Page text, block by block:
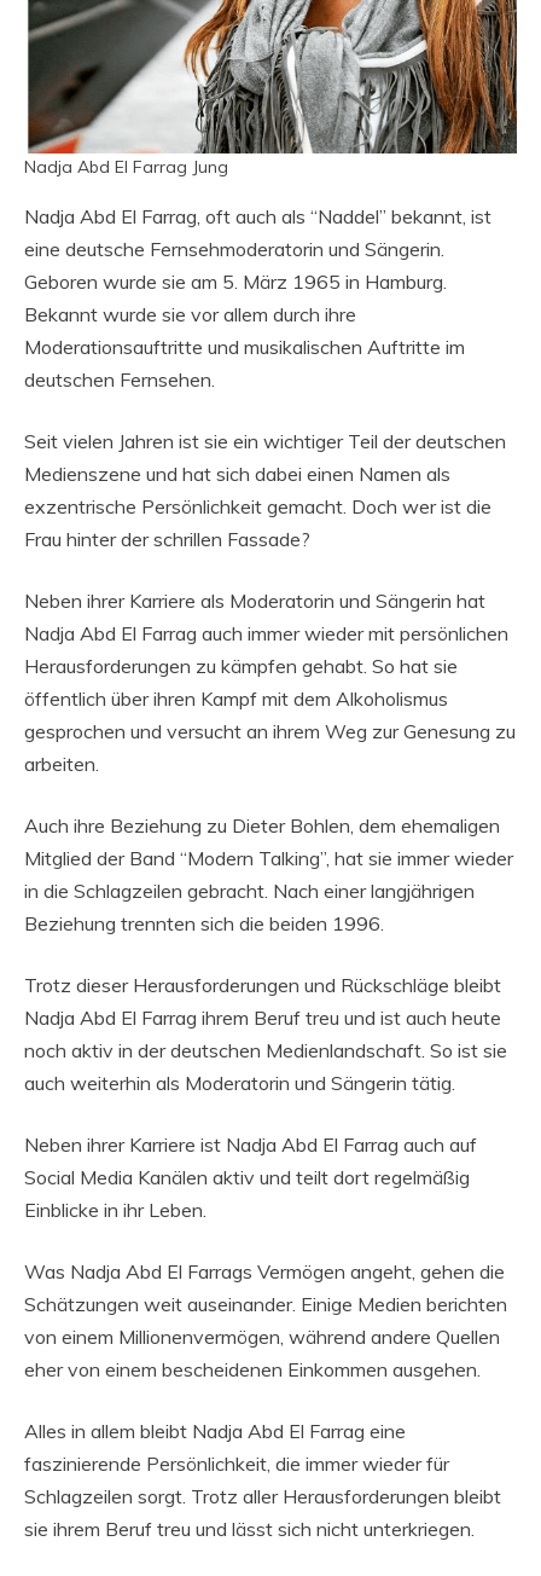
Nadja Abd El Farrag Jung
Nadja Abd El Farrag, oft auch als “Naddel” bekannt, ist
eine deutsche Fernsehmoderatorin und Sängerin.
Geboren wurde sie am 5. März 1965 in Hamburg.
Bekannt wurde sie vor allem durch ihre
Moderationsauftritte und musikalischen Auftritte im
deutschen Fernsehen.
Seit vielen Jahren ist sie ein wichtiger Teil der deutschen
Medienszene und hat sich dabei einen Namen als
exzentrische Persönlichkeit gemacht. Doch wer ist die
Frau hinter der schrillen Fassade?
Neben ihrer Karriere als Moderatorin und Sängerin hat
Nadja Abd El Farrag auch immer wieder mit persönlichen
Herausforderungen zu kämpfen gehabt. So hat sie
öffentlich über ihren Kampf mit dem Alkoholismus
gesprochen und versucht an ihrem Weg zur Genesung zu
arbeiten.
Auch ihre Beziehung zu Dieter Bohlen, dem ehemaligen
Mitglied der Band “Modern Talking”, hat sie immer wieder
in die Schlagzeilen gebracht. Nach einer langjährigen
Beziehung trennten sich die beiden 1996.
Trotz dieser Herausforderungen und Rückschläge bleibt
Nadja Abd El Farrag ihrem Beruf treu und ist auch heute
noch aktiv in der deutschen Medienlandschaft. So ist sie
auch weiterhin als Moderatorin und Sängerin tätig.
Neben ihrer Karriere ist Nadja Abd El Farrag auch auf
Social Media Kanälen aktiv und teilt dort regelmäßig
Einblicke in ihr Leben.
Was Nadja Abd El Farrags Vermögen angeht, gehen die
Schätzungen weit auseinander. Einige Medien berichten
von einem Millionenvermögen, während andere Quellen
eher von einem bescheidenen Einkommen ausgehen.
Alles in allem bleibt Nadja Abd El Farrag eine
faszinierende Persönlichkeit, die immer wieder für
Schlagzeilen sorgt. Trotz aller Herausforderungen bleibt
sie ihrem Beruf treu und lässt sich nicht unterkriegen.